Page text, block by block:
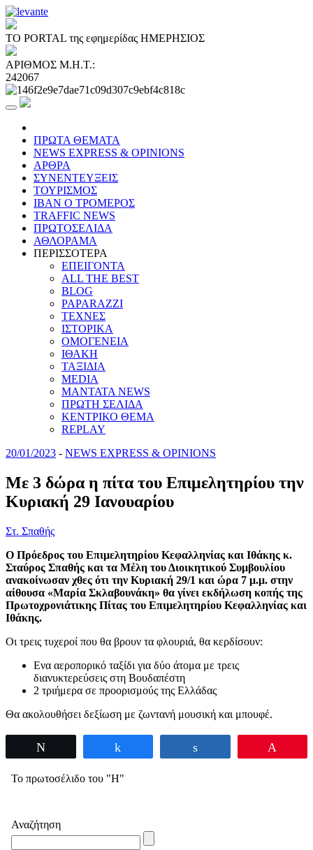
ΤΟ PORTAL της εφημερίδας ΗΜΕΡΗΣΙΟΣ
ΑΡΙΘΜΟΣ Μ.Η.Τ.:
242067
ΠΡΩΤΑ ΘΕΜΑΤΑ
NEWS EXPRESS & OPINIONS
ΑΡΘΡΑ
ΣΥΝΕΝΤΕΥΞΕΙΣ
ΤΟΥΡΙΣΜΟΣ
ΙΒΑΝ Ο ΤΡΟΜΕΡΟΣ
TRAFFIC NEWS
ΠΡΩΤΟΣΕΛΙΔΑ
ΑΘΛΟΡΑΜΑ
ΠΕΡΙΣΣΟΤΕΡΑ
ΕΠΕΙΓΟΝΤΑ
ALL THE BEST
BLOG
PAPARAZZI
ΤΕΧΝΕΣ
ΙΣΤΟΡΙΚΑ
ΟΜΟΓΕΝΕΙΑ
ΙΘΑΚΗ
ΤΑΞΙΔΙΑ
MEDIA
MANTATA NEWS
ΠΡΩΤΗ ΣΕΛΙΔΑ
ΚΕΝΤΡΙΚΟ ΘΕΜΑ
REPLAY
20/01/2023 - NEWS EXPRESS & OPINIONS
Με 3 δώρα η πίτα του Επιμελητηρίου την
Κυριακή 29 Ιανουαρίου
Στ. Σπαθής
Ο Πρόεδρος του Επιμελητηρίου Κεφαλληνίας και Ιθάκης κ.
Σταύρος Σπαθής και τα Μέλη του Διοικητικού Συμβουλίου
ανακοίνωσαν χθες ότι την Κυριακή 29/1 και ώρα 7 μ.μ. στην
αίθουσα «Μαρία Σκλαβουνάκη» θα γίνει εκδήλωση κοπής της
Πρωτοχρονιάτικης Πίτας του Επιμελητηρίου Κεφαλληνίας και
Ιθάκης.
Οι τρεις τυχεροί που θα βρουν τα φλουριά, θα κερδίσουν:
Eνα αεροπορικό ταξίδι για δύο άτομα με τρεις
διανυκτερεύσεις στη Βουδαπέστη
2 τριήμερα σε προορισμούς της Ελλάδας
Θα ακολουθήσει δεξίωση με ζωντανή μουσική και μπουφέ.
Το πρωτοσέλιδο του "Η"
Αναζήτηση